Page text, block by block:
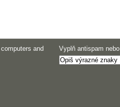
Vyplň antispam nebo